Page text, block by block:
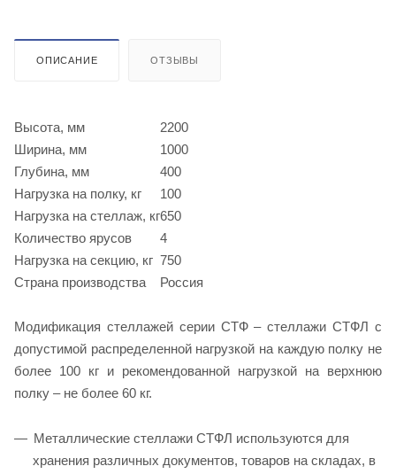
ОПИСАНИЕ ОТЗЫВЫ
Высота, мм
2200
Ширина, мм
1000
Глубина, мм
400
Нагрузка на полку, кг
100
Нагрузка на стеллаж, кг650
Количество ярусов
4
Нагрузка на секцию, кг 750
Страна производства
Россия
Модификация стеллажей серии СТФ – стеллажи СТФЛ с
допустимой распределенной нагрузкой на каждую полку не
более 100 кг и рекомендованной нагрузкой на верхнюю
полку – не более 60 кг.
Металлические стеллажи СТФЛ используются для
хранения различных документов, товаров на складах, в